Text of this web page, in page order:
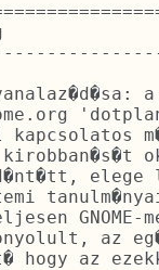
GNOME-
az
hogy az